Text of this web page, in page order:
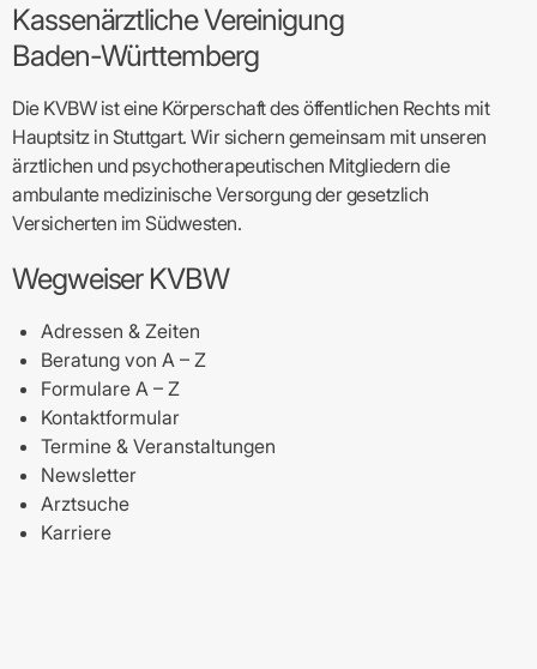
Kassenärztliche Vereinigung
Baden-Württemberg
Die KVBW ist eine Körperschaft des öffentlichen Rechts mit
Hauptsitz in Stuttgart. Wir sichern gemeinsam mit unseren
ärztlichen und psychotherapeutischen Mitgliedern die
ambulante medizinische Versorgung der gesetzlich
Versicherten im Südwesten.
Wegweiser KVBW
Adressen & Zeiten
Beratung von A – Z
Formulare A – Z
Kontaktformular
Termine & Veranstaltungen
Newsletter
Arztsuche
Karriere